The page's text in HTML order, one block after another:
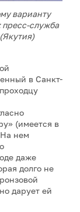
варианту
пресс-служба
в Санкт-
(имеется в
нем
даже
долго не
дарует ей